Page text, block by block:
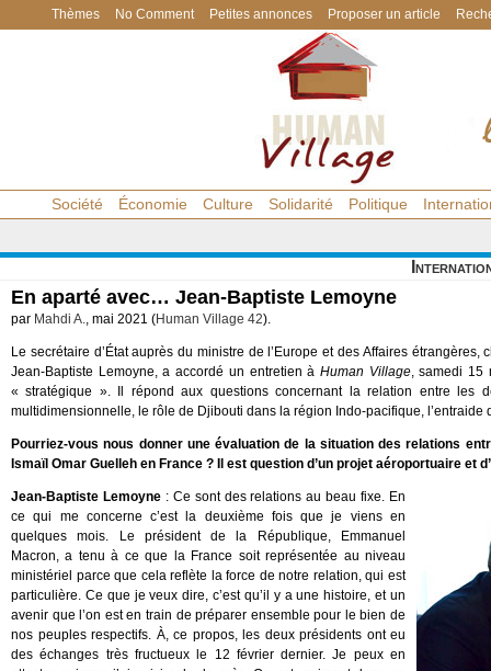
Thèmes No Comment Petites annonces Proposer un article
Société Économie Culture Solidarité Politique
En aparté avec… Jean-Baptiste Lemoyne
par Mahdi A., mai 2021 (Human Village 42).
Le secrétaire d’État auprès du ministre de l’Europe et des Affaires
Jean-Baptiste Lemoyne, a accordé un entretien à Human Village, samedi 15
« stratégique ». Il répond aux questions concernant la relation entre les
multidimensionnelle, le rôle de Djibouti dans la région Indo-pacifique,
Pourriez-vous nous donner une évaluation de la situation des relations
Ismaïl Omar Guelleh en France ? Il est question d’un projet aéroportuaire et
Jean-Baptiste Lemoyne: Ce sont des relations au beau fixe. En
ce qui me concerne c’est la deuxième fois que je viens en
quelques mois. Le président de la République, Emmanuel
Macron, a tenu à ce que la France soit représentée au niveau
ministériel parce que cela reflète la force de notre relation, qui est
particulière. Ce que je veux dire, c’est qu’il y a une histoire, et un
avenir que l’on est en train de préparer ensemble pour le bien de
nos peuples respectifs. À, ce propos, les deux présidents ont eu
des échanges très fructueux le 12 février dernier. Je peux en